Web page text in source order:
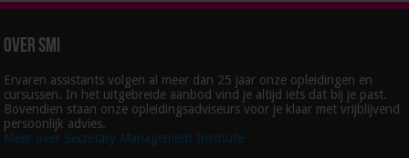
Over SMI
Ervaren assistants volgen al meer dan 25 jaar onze opleidingen en
cursussen. In het uitgebreide aanbod vind je altijd iets dat bij je past.
Bovendien staan onze opleidingsadviseurs voor je klaar met vrijblijvend
persoonlijk advies.
Meer over Secretary Management Institute